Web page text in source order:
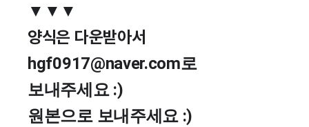
▼ ▼ ▼
양식은 다운받아서
hgf0917@naver.com로
보내주세요 :)
원본으로 보내주세요 :)